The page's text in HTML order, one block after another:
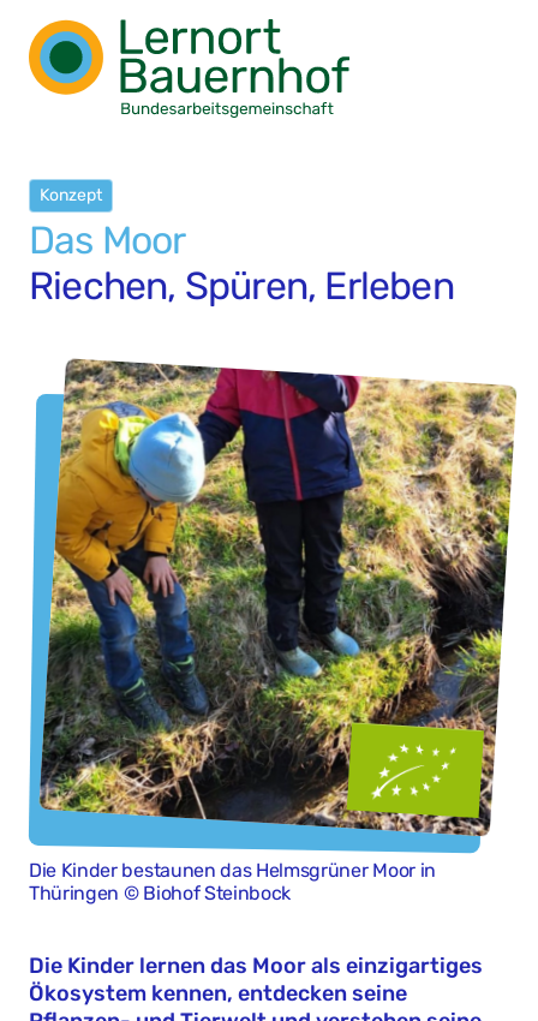
Konzept
Das Moor
Riechen, Spüren, Erleben
Die Kinder bestaunen das Helmsgrüner Moor in
Thüringen © Biohof Steinbock
Die Kinder lernen das Moor als einzigartiges
Ökosystem kennen, entdecken seine